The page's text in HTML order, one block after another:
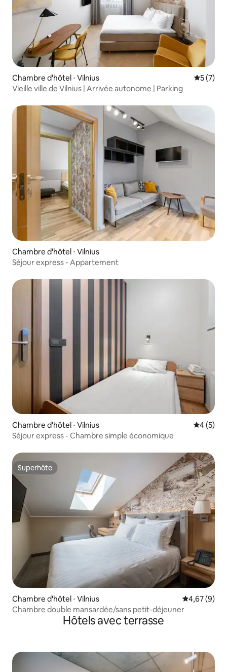
Chambre d'hôtel ⋅ Vilnius
5 (7)
Vieille ville de Vilnius | Arrivée autonome | Parking
Chambre d'hôtel ⋅ Vilnius
Séjour express - Appartement
Chambre d'hôtel ⋅ Vilnius
4 (5)
Séjour express - Chambre simple économique
Superhôte
Superhôte
Chambre d'hôtel ⋅ Vilnius Évaluation
4,67 (9)
Chambre double mansardée/sans petit-déjeuner
Hôtels avec terrasse